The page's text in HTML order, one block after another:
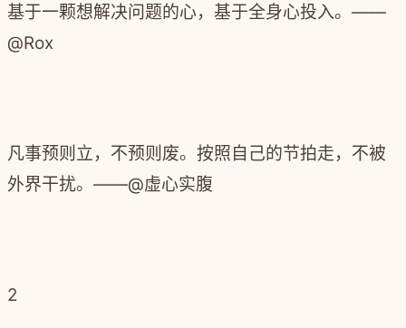
基于一颗想解决问题的心，基于全身心投入。——
@Rox
凡事预则立，不预则废。按照自己的节拍走，不被
外界干扰。——@虚心实腹
2